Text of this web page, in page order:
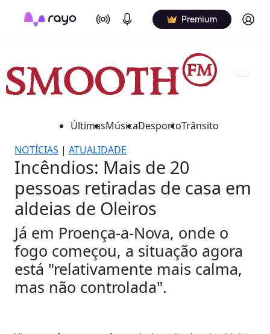
On Air Podcasts Premium Log in
ÚltimasMúsicaDesportoTrânsito
NOTÍCIAS | ATUALIDADE
Incêndios: Mais de 20
pessoas retiradas de casa em
aldeias de Oleiros
Já em Proença-a-Nova, onde o
fogo começou, a situação agora
está "relativamente mais calma,
mas não controlada".